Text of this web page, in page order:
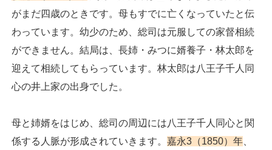
がまだ四歳のときです。母もすでに亡くなっていたと伝
わっています。幼少のため、総司は元服しての家督相続
ができません。結局は、長姉・みつに婿養子・林太郎を
迎えて相続してもらっています。林太郎は八王子千人同
心の井上家の出身でした。
母と姉婿をはじめ、総司の周辺には八王子千人同心と関
係する人脈が形成されていきます。 嘉永3（1850）年